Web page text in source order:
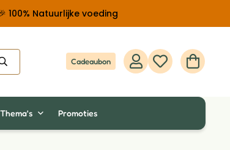
100% Natuurlijke voeding
Cadeaubon
Thema's Promoties